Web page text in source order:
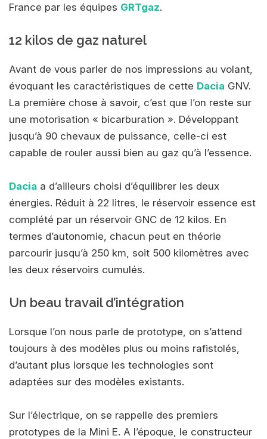
France par les équipes GRTgaz.
12 kilos de gaz naturel
Avant de vous parler de nos impressions au volant,
évoquant les caractéristiques de cette Dacia GNV.
La première chose à savoir, c’est que l’on reste sur
une motorisation « bicarburation ». Développant
jusqu’à 90 chevaux de puissance, celle-ci est
capable de rouler aussi bien au gaz qu’à l’essence.
Dacia a d’ailleurs choisi d’équilibrer les deux
énergies. Réduit à 22 litres, le réservoir essence est
complété par un réservoir GNC de 12 kilos. En
termes d’autonomie, chacun peut en théorie
parcourir jusqu’à 250 km, soit 500 kilomètres avec
les deux réservoirs cumulés.
Un beau travail d’intégration
Lorsque l’on nous parle de prototype, on s’attend
toujours à des modèles plus ou moins rafistolés,
d’autant plus lorsque les technologies sont
adaptées sur des modèles existants.
Sur l’électrique, on se rappelle des premiers
prototypes de la Mini E. A l’époque, le constructeur